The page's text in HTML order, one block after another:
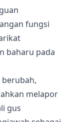
fungsi
baharu pada
melapor
gus